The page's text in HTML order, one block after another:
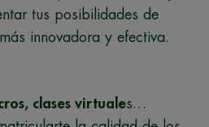
tus posibilidades de
innovadora y efectiva.
clases virtuales…